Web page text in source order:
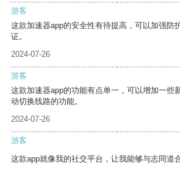
游客
这款加速器app的安全性有待提高，可以加强防
证。
2024-07-26
游客
这款加速器app的功能有点单一，可以增加一些
动切换线路的功能。
2024-07-26
游客
这款app就像我的社交平台，让我能够与志同道